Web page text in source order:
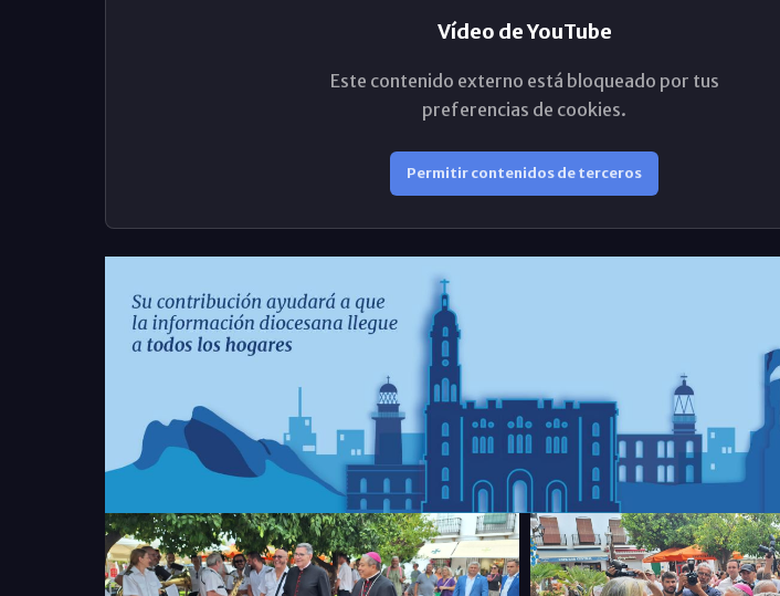
Vídeo de YouTube
Este contenido externo está bloqueado por tus
preferencias de cookies.
Permitir contenidos de terceros